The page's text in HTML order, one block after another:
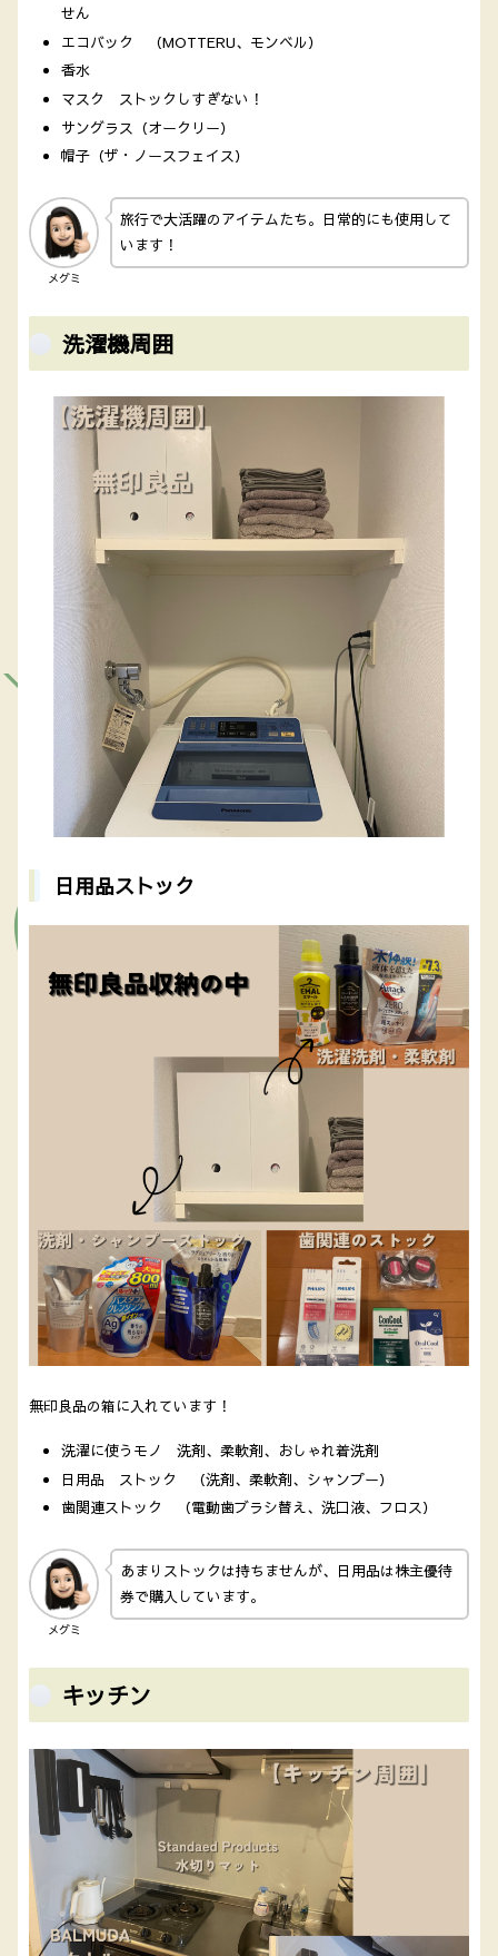
せん
エコバック （MOTTERU、モンベル）
香水
マスク ストックしすぎない！
サングラス（オークリー）
帽子（ザ・ノースフェイス）
メグミ
旅行で大活躍のアイテムたち。日常的にも使用して
います！
洗濯機周囲
日用品ストック
無印良品の箱に入れています！
洗濯に使うモノ 洗剤、柔軟剤、おしゃれ着洗剤
日用品 ストック （洗剤、柔軟剤、シャンプー）
歯関連ストック （電動歯ブラシ替え、洗口液、フロス）
メグミ
あまりストックは持ちませんが、日用品は株主優待
券で購入しています。
キッチン